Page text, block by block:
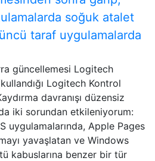
soğuk atalet
taraf uygulamalarda
güncellemesi Logitech
Logitech Kontrol
davranışı düzensiz
iki sorundan etkileniyorum:
uygulamalarında, Apple Pages
yavaşlatan ve Windows
kabuslarına benzer bir tür